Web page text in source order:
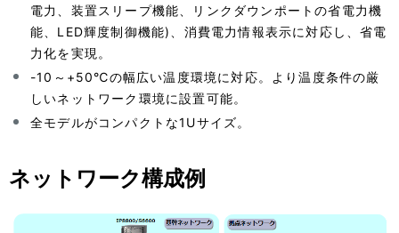
電力、装置スリープ機能、リンクダウンポートの省電力機
能、LED輝度制御機能)、消費電力情報表示に対応し、省電
力化を実現。
-10～+50℃の幅広い温度環境に対応。より温度条件の厳
しいネットワーク環境に設置可能。
全モデルがコンパクトな1Uサイズ。
ネットワーク構成例